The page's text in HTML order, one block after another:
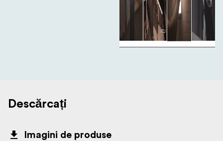
Descărcați
Imagini de produse